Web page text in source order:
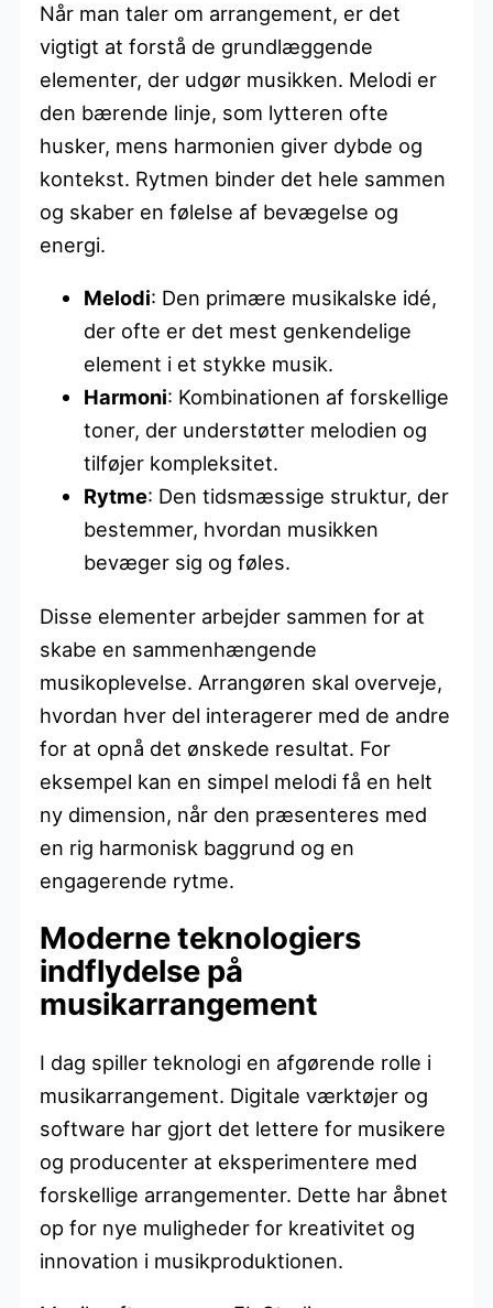
Når man taler om arrangement, er det
vigtigt at forstå de grundlæggende
elementer, der udgør musikken. Melodi er
den bærende linje, som lytteren ofte
husker, mens harmonien giver dybde og
kontekst. Rytmen binder det hele sammen
og skaber en følelse af bevægelse og
energi.
Melodi: Den primære musikalske idé,
der ofte er det mest genkendelige
element i et stykke musik.
Harmoni: Kombinationen af forskellige
toner, der understøtter melodien og
tilføjer kompleksitet.
Rytme: Den tidsmæssige struktur, der
bestemmer, hvordan musikken
bevæger sig og føles.
Disse elementer arbejder sammen for at
skabe en sammenhængende
musikoplevelse. Arrangøren skal overveje,
hvordan hver del interagerer med de andre
for at opnå det ønskede resultat. For
eksempel kan en simpel melodi få en helt
ny dimension, når den præsenteres med
en rig harmonisk baggrund og en
engagerende rytme.
Moderne teknologiers
indflydelse på
musikarrangement
I dag spiller teknologi en afgørende rolle i
musikarrangement. Digitale værktøjer og
software har gjort det lettere for musikere
og producenter at eksperimentere med
forskellige arrangementer. Dette har åbnet
op for nye muligheder for kreativitet og
innovation i musikproduktionen.